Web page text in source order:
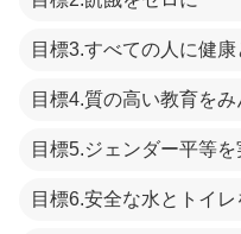
目標3.すべての人に健
目標4.質の高い教育をみ
目標5.ジェンダー平等を
目標6.安全な水とトイ